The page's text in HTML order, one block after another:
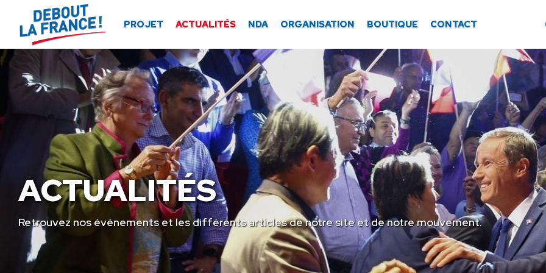
PROJET ACTUALITÉS NDA ORGANISATION BOUTIQUE CONTACT
ACTUALITÉS
Retrouvez nos événements et les différents articles de notre site et de notre mouvement.
Panneau de gestion des cookies